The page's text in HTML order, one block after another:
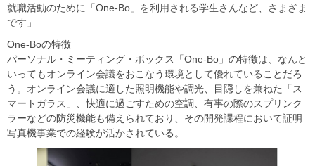
就職活動のために「One-Bo」を利用される学生さんなど、さまざま
です」
One-Boの特徴
パーソナル・ミーティング・ボックス「One-Bo」の特徴は、なんと
いってもオンライン会議をおこなう環境として優れていることだろ
う。オンライン会議に適した照明機能や調光、目隠しを兼ねた「ス
マートガラス」、快適に過ごすための空調、有事の際のスプリンク
ラーなどの防災機能も備えられており、その開発課程において証明
写真機事業での経験が活かされている。